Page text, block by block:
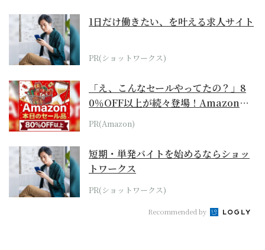
1日だけ働きたい、を叶える求人サイト
PR(ショットワークス)
「え、こんなセールやってたの？」8
0％OFF以上が続々登場！Amazonの
本気が...
PR(Amazon)
短期・単発バイトを始めるならショッ
トワークス
PR(ショットワークス)
Recommended by